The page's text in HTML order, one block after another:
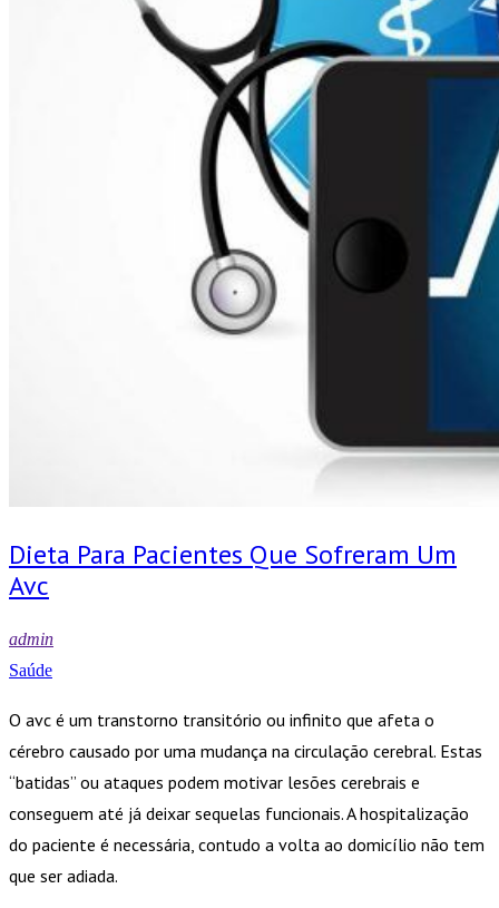
Dieta Para Pacientes Que Sofreram Um
Avc
admin
Saúde
O avc é um transtorno transitório ou infinito que afeta o
cérebro causado por uma mudança na circulação cerebral. Estas
“batidas” ou ataques podem motivar lesões cerebrais e
conseguem até já deixar sequelas funcionais. A hospitalização
do paciente é necessária, contudo a volta ao domicílio não tem
que ser adiada.